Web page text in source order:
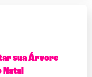
sua Árvore
Natal